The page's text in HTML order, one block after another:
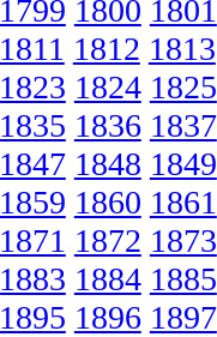
1799 1800 1801
1811 1812 1813
1823 1824 1825
1835 1836 1837
1847 1848 1849
1859 1860 1861
1871 1872 1873
1883 1884 1885
1895 1896 1897